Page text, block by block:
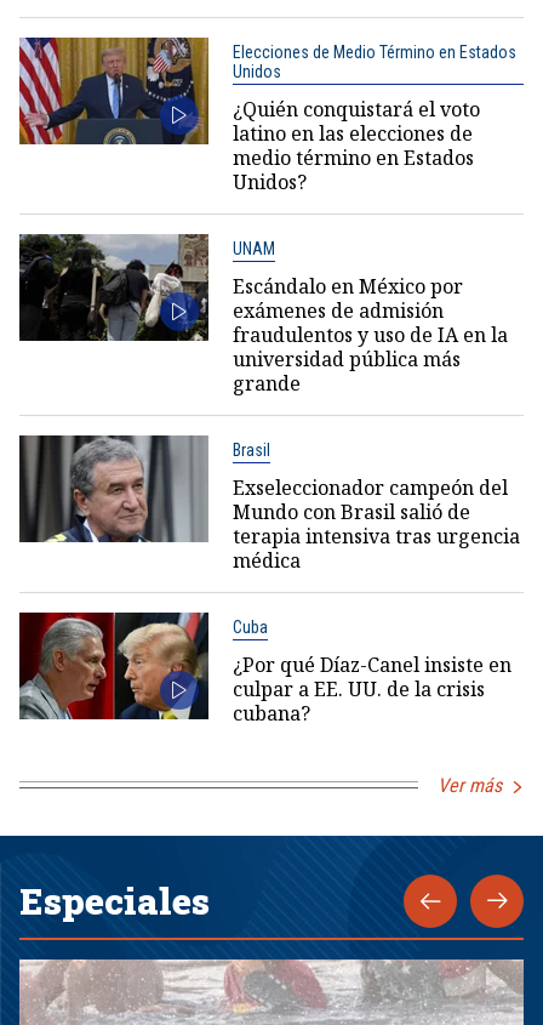
Elecciones de Medio Término en Estados
Unidos
¿Quién conquistará el voto
latino en las elecciones de
medio término en Estados
Unidos?
UNAM
Escándalo en México por
exámenes de admisión
fraudulentos y uso de IA en la
universidad pública más
grande
Brasil
Exseleccionador campeón del
Mundo con Brasil salió de
terapia intensiva tras urgencia
médica
Cuba
¿Por qué Díaz-Canel insiste en
culpar a EE. UU. de la crisis
cubana?
Ver más
Especiales